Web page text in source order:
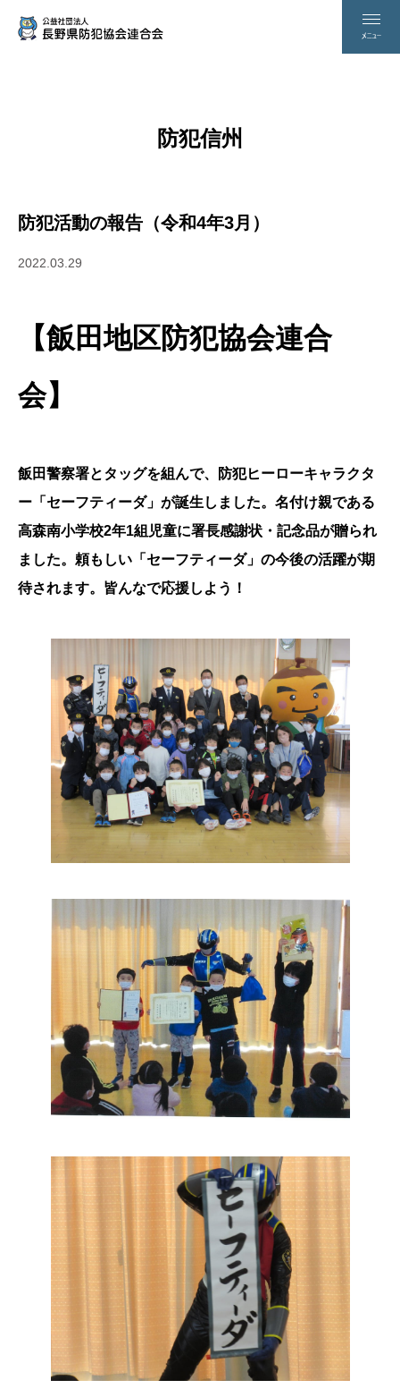
防犯信州
防犯活動の報告（令和4年3月）
2022.03.29
【飯田地区防犯協会連合
会】
飯田警察署とタッグを組んで、防犯ヒーローキャラクタ
ー「セーフティーダ」が誕生しました。名付け親である
高森南小学校2年1組児童に署長感謝状・記念品が贈られ
ました。頼もしい「セーフティーダ」の今後の活躍が期
待されます。皆んなで応援しよう！